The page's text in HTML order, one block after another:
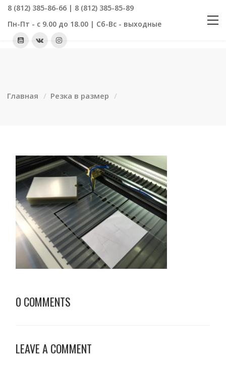
8 (812) 385-86-66 | 8 (812) 385-85-89
Пн-Пт - с 9.00 до 18.00 | Сб-Вс - выходные
Главная Резка в размер
0 COMMENTS
LEAVE A COMMENT